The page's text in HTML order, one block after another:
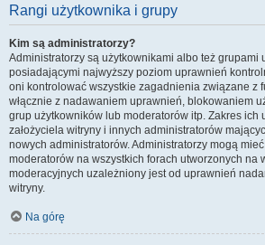
Rangi użytkownika i grupy
Kim są administratorzy?
Administratorzy są użytkownikami albo też grupami
posiadającymi najwyższy poziom uprawnień
oni kontrolować wszystkie zagadnienia związane z
włącznie z nadawaniem uprawnień, blokowaniem
grup użytkowników lub moderatorów itp. Zakres ich
założyciela witryny i innych administratorów
nowych administratorów. Administratorzy mogą
moderatorów na wszystkich forach utworzonych na
moderacyjnych uzależniony jest od uprawnień
witryny.
Na górę